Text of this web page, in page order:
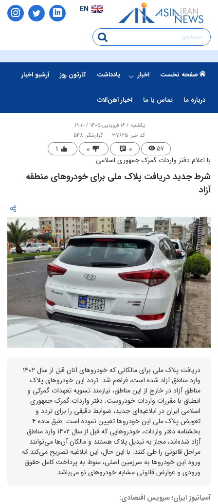
EN
صفحه نخست اخبار یادداشت کارتون روز آرشیو اخبار
درباره ما تماس با ما اخبار آهن‌آلات
یکشنبه / ۱۶ فروردین ۱۴۰۵ / ۱۹:۱۰
کد خبر: 37625
گزارشگر: 548
۵۷ ۰ ۰ ۱
با اعلام دفتر واردات گمرک جمهوری اسلامی
شرط جدید دریافت پلاک ملی برای خودروهای منطقه
آزاد
دریافت پلاک ملی برای مالکانی که خودروهای آنان قبل از سال ۱۴۰۲
وارد مناطق آزاد شده است، فراهم شد. تردد این خودروهای پلاک
مناطق آزاد در خارج از این مناطق، نیازمند تسویه تعهدات گمرکی و
انطباق با مقررات واردات خودروست. دفتر واردات گمرک جمهوری
اسلامی ایران در ابلاغیه‌ای جدید، ضوابط دقیقی را برای تردد و
تعویض پلاک ملی این خودروها تعیین نموده است. طبق ماده ۴
بخشنامه دفتر واردات، خودروهایی که قبل از سال ۱۴۰۲ وارد مناطق
آزاد شده‌اند، مجاز به تبدیل پلاک هستند و مالکان آن‌ها می‌توانند
مراحل قانونی را طی کنند. با این حال، این ابلاغیه تصریح می‌کند که
ورود این خودروها به سرزمین اصلی، منوط به پرداخت کامل حقوق
ورودی و عوارض قانونی مشابه خودروهای نو می‌باشد.
آسیانیوز ایران؛ سرویس اقتصادی: